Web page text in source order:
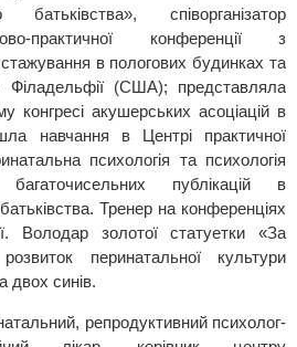
батьківства», співорганізатор
практичної конференції з
в пологових будинках та
Філадельфії (США); представляла
конгресі акушерських асоціацій в
навчання в Центрі практичної
психологія та психологія
публікацій в
Тренер на конференціях
Володар золотої статуетки «За
перинатальної культури
двох синів.
репродуктивний психолог-